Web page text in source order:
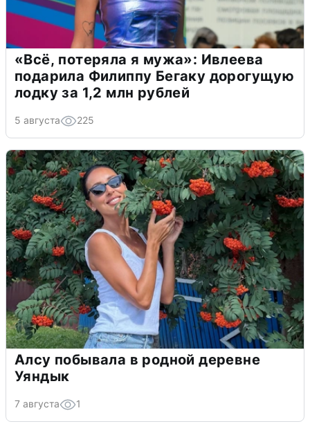
«Всё, потеряла я мужа»: Ивлеева
подарила Филиппу Бегаку дорогущую
лодку за 1,2 млн рублей
5 августа 225
Алсу побывала в родной деревне
Уяндык
7 августа 1